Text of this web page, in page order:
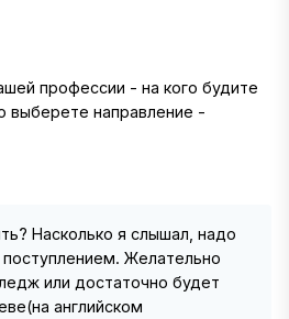
профессии - на кого будите
выберете направление -
Насколько я слышал, надо
поступлением. Желательно
или достаточно будет
английском